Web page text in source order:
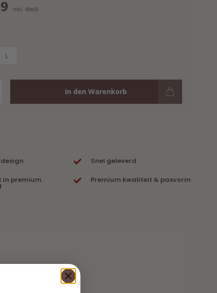
Inkl. MwSt.
L
In den Warenkorb
Snel geleverd
in premium Premium kwaliteit & pasvorm